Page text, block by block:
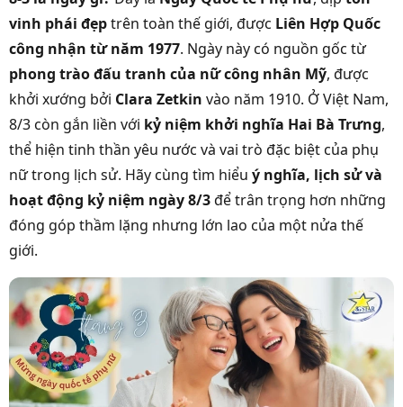
vinh phái đẹptrên toàn thế giới, được Liên Hợp Quốc
công nhận từ năm 1977. Ngày này có nguồn gốc từ
phong trào đấu tranh của nữ công nhân Mỹ, được
khởi xướng bởi Clara Zetkin vào năm 1910. Ở Việt Nam,
8/3 còn gắn liền với kỷ niệm khởi nghĩa Hai Bà Trưng,
thể hiện tinh thần yêu nước và vai trò đặc biệt của phụ
nữ trong lịch sử. Hãy cùng tìm hiểu ý nghĩa, lịch sử và
hoạt động kỷ niệm ngày 8/3để trân trọng hơn những
đóng góp thầm lặng nhưng lớn lao của một nửa thế
giới.